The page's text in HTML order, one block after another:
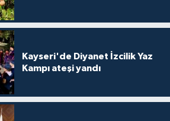
Kayseri'de Diyanet İzcilik Yaz
Kampı ateşi yandı